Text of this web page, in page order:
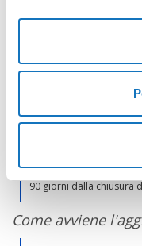
- Bonifico Bancario
Aggiornato?
di conferma contenente
Pratiche.it. Una volta
avrà accesso allo
90 giorni dalla chiusura
Come avviene